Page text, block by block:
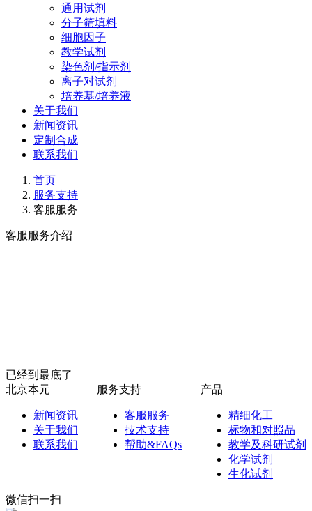
通用试剂
分子筛填料
细胞因子
教学试剂
染色剂/指示剂
离子对试剂
培养基/培养液
关于我们
新闻资讯
定制合成
联系我们
首页
服务支持
客服服务
客服服务介绍
已经到最底了
北京本元
新闻资讯
关于我们
联系我们
服务支持
客服服务
技术支持
帮助&FAQs
产品
精细化工
标物和对照品
教学及科研试剂
化学试剂
生化试剂
微信扫一扫